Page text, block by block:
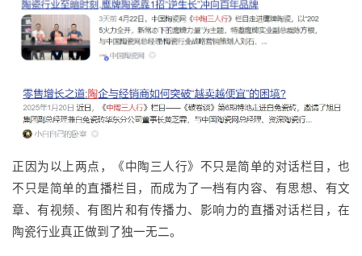
正因为以上两点，《中陶三人行》不只是简单的对话栏目，也
不只是简单的直播栏目，而成为了一档有内容、有思想、有文
章、有视频、有图片和有传播力、影响力的直播对话栏目，在
陶瓷行业真正做到了独一无二。